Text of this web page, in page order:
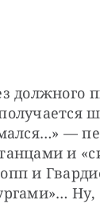
должного
—
и
и
Ну,